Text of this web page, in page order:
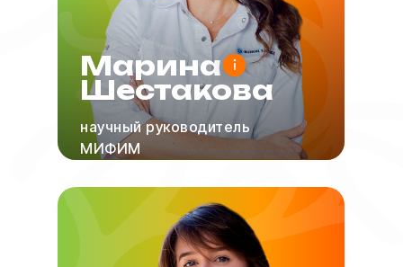
Марина
Шестакова
научный руководитель
МИФИМ